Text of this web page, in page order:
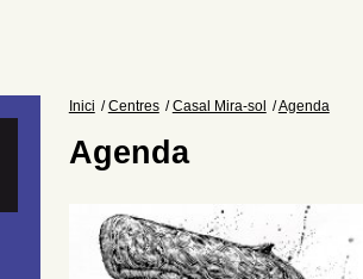
Inici Centres Casal Mira-sol Agenda
Agenda